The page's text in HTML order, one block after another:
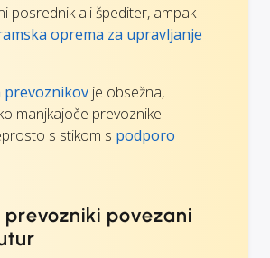
posrednik ali špediter, ampak
oprema za upravljanje
prevoznikov je obsežna,
manjkajoče prevoznike
s stikom s podporo
prevozniki povezani